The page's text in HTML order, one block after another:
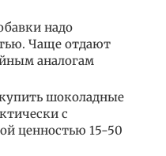
надо
Чаще отдают
аналогам
шоколадные
с
ценностью 15-50